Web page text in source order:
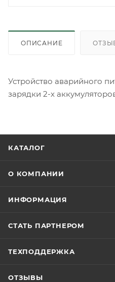
ОПИСАНИЕ
Устройство аварийного
зарядки 2-х
КАТАЛОГ
О КОМПАНИИ
ИНФОРМАЦИЯ
СТАТЬ ПАРТНЕРОМ
ТЕХПОДДЕРЖКА
ОТЗЫВЫ